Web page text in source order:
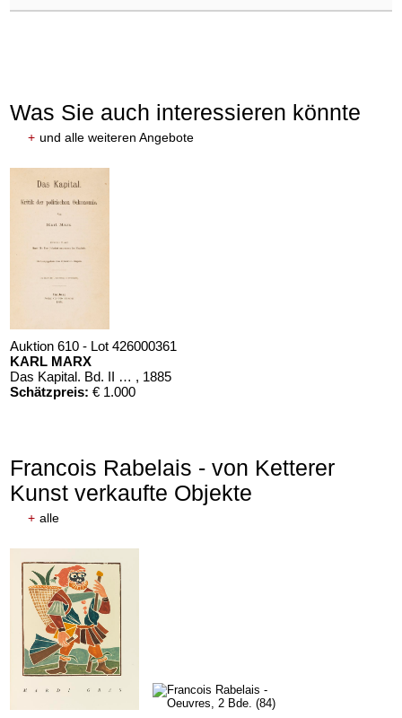
Was Sie auch interessieren könnte
+ und alle weiteren Angebote
Auktion 610 - Lot 426000361
KARL MARX
Das Kapital. Bd. II und III , 1885
Schätzpreis: € 1.000
Francois Rabelais - von Ketterer
Kunst verkaufte Objekte
+ alle